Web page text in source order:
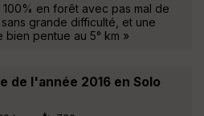
100% en forêt avec pas mal de
grande difficulté, et une
bien pentue au 5° km »
de l'année 2016 en Solo